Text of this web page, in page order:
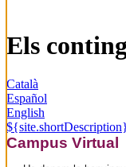
Els
Català
Español
English